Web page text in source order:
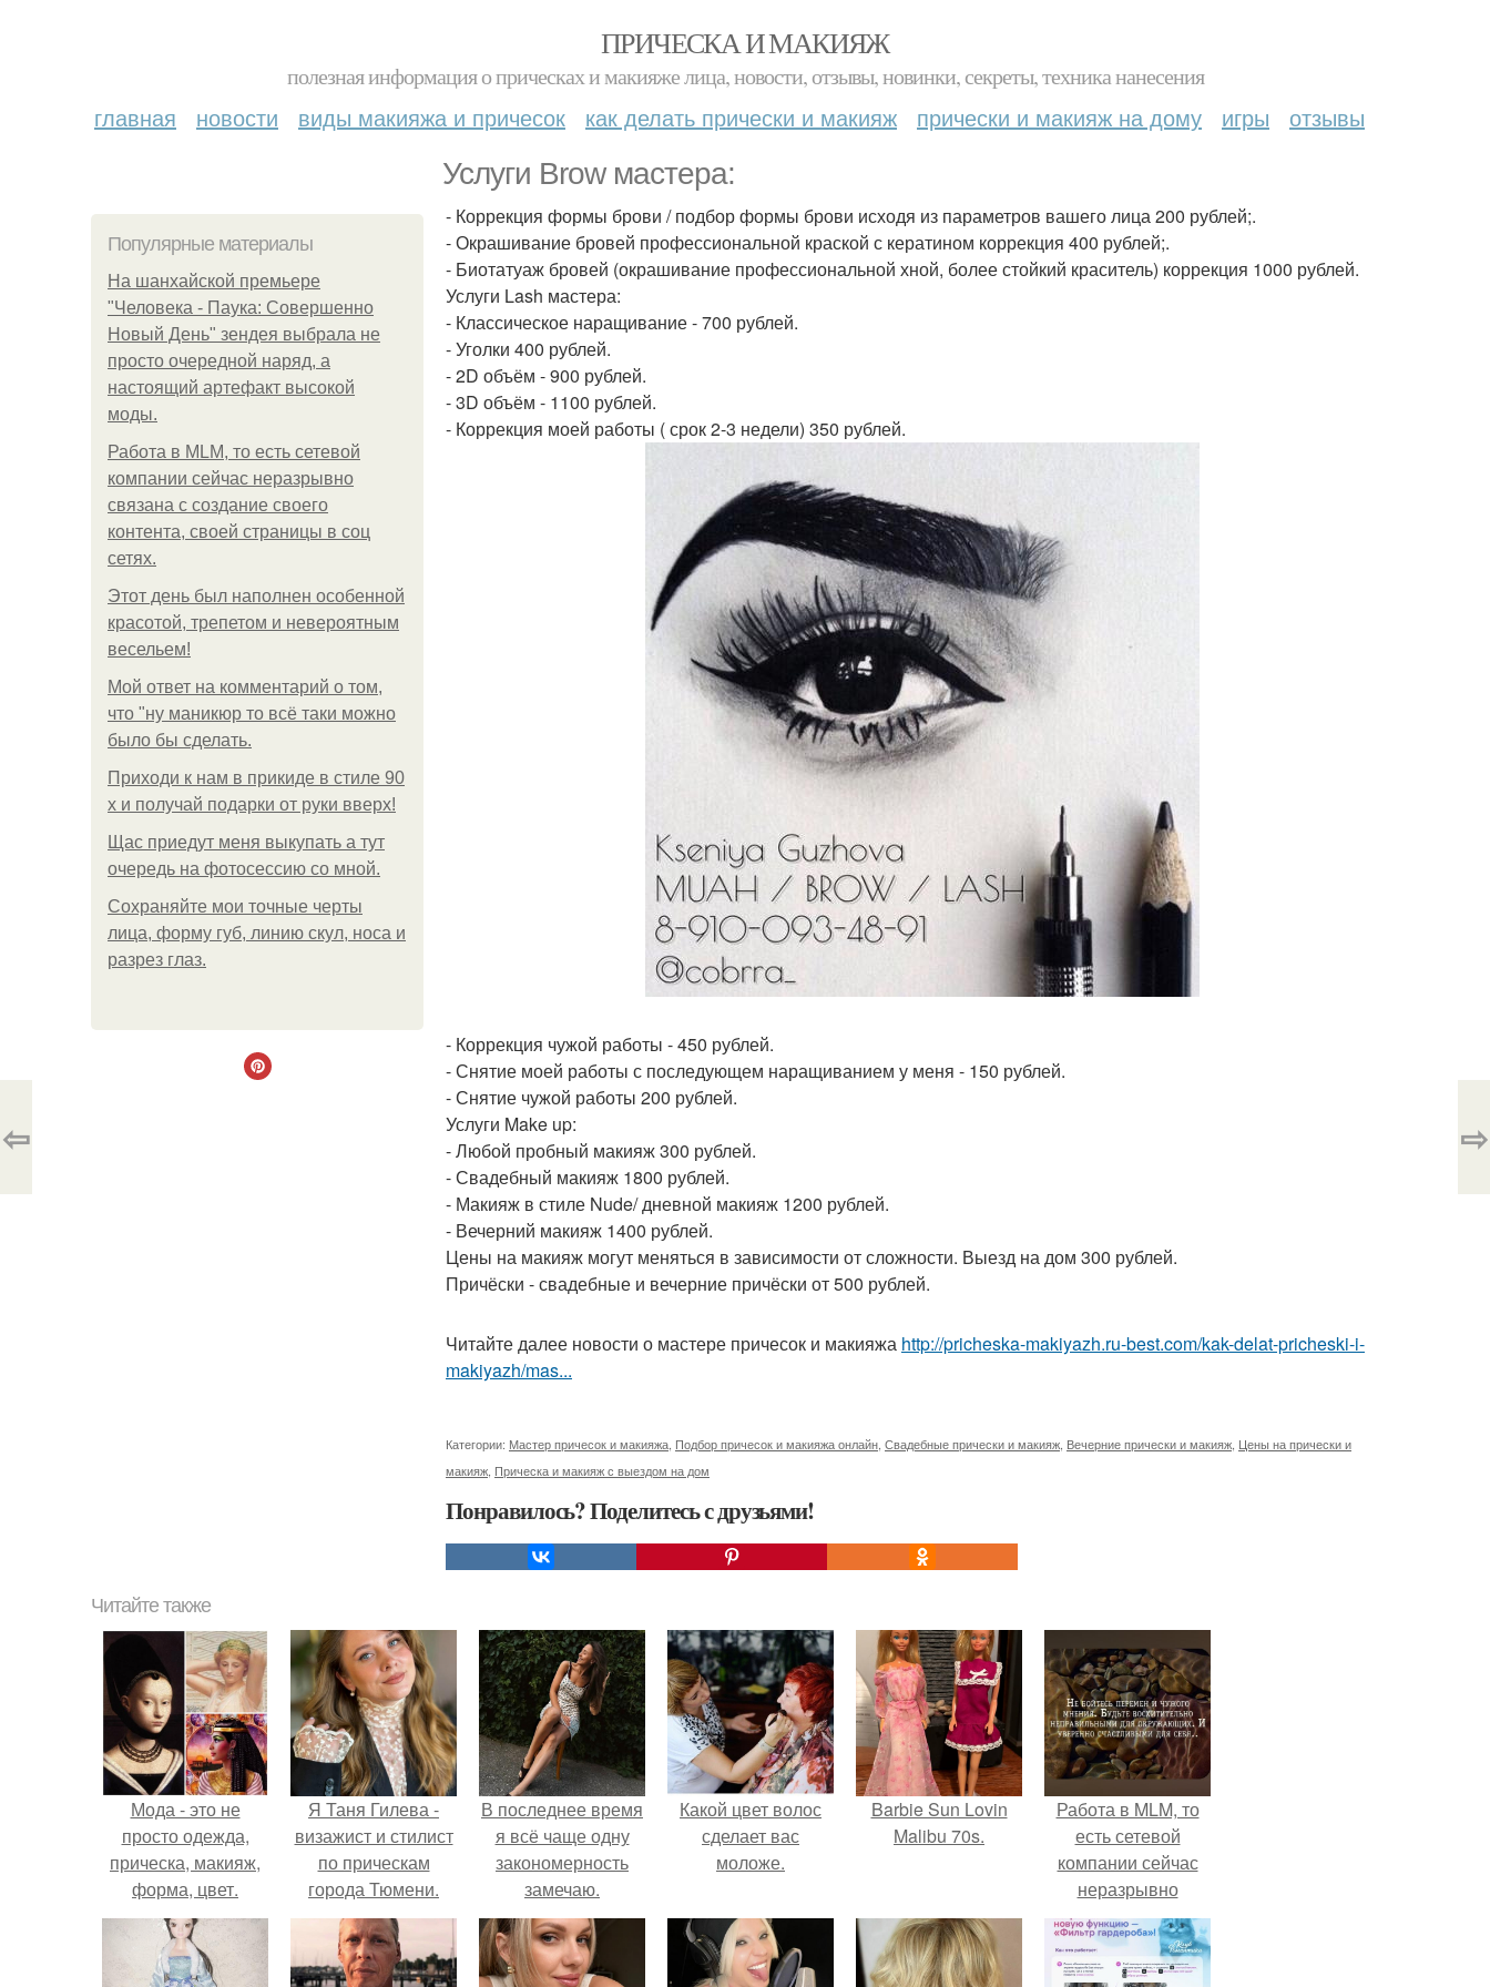
ПРИЧЕСКА И МАКИЯЖ
полезная информация о прическах и макияже лица, новости, отзывы, новинки, секреты, техника нанесения
главная новости виды макияжа и причесок как делать прически и макияж прически и макияж на дому игры отзывы
Услуги Brow мастера:
Популярные материалы
На шанхайской премьере
"Человека - Паука: Совершенно
Новый День" зендея выбрала не
просто очередной наряд, а
настоящий артефакт высокой
моды.
Работа в MLM, то есть сетевой
компании сейчас неразрывно
связана с создание своего
контента, своей страницы в соц
сетях.
Этот день был наполнен особенной
красотой, трепетом и невероятным
весельем!
Мой ответ на комментарий о том,
что "ну маникюр то всё таки можно
было бы сделать.
Приходи к нам в прикиде в стиле 90
х и получай подарки от руки вверх!
Щас приедут меня выкупать а тут
очередь на фотосессию со мной.
Сохраняйте мои точные черты
лица, форму губ, линию скул, носа и
разрез глаз.
- Коррекция формы брови / подбор формы брови исходя из параметров вашего лица 200 рублей;.
- Окрашивание бровей профессиональной краской с кератином коррекция 400 рублей;.
- Биотатуаж бровей (окрашивание профессиональной хной, более стойкий краситель) коррекция 1000 рублей.
Услуги Lash мастера:
- Классическое наращивание - 700 рублей.
- Уголки 400 рублей.
- 2D объём - 900 рублей.
- 3D объём - 1100 рублей.
- Коррекция моей работы ( срок 2-3 недели) 350 рублей.
- Коррекция чужой работы - 450 рублей.
- Снятие моей работы с последующем наращиванием у меня - 150 рублей.
- Снятие чужой работы 200 рублей.
Услуги Make up:
- Любой пробный макияж 300 рублей.
- Свадебный макияж 1800 рублей.
- Макияж в стиле Nude/ дневной макияж 1200 рублей.
- Вечерний макияж 1400 рублей.
Цены на макияж могут меняться в зависимости от сложности. Выезд на дом 300 рублей.
Причёски - свадебные и вечерние причёски от 500 рублей.
Читайте далее новости о мастере причесок и макияжа http://pricheska-makiyazh.ru-best.com/kak-delat-pricheski-i-
makiyazh/mas...
Категории: Мастер причесок и макияжа Подбор причесок и макияжа онлайн Свадебные прически и макияж Вечерние прически и макияж Цены на прически и
макияж Прическа и макияж с выездом на дом
Понравилось? Поделитесь с друзьями!
⇦ ⇨
Читайте также
Мода - это не
просто одежда,
прическа, макияж,
форма, цвет.
Я Таня Гилева -
визажист и стилист
по прическам
города Тюмени.
В последнее время
я всё чаще одну
закономерность
замечаю.
Какой цвет волос
сделает вас
моложе.
Barbie Sun Lovin
Malibu 70s.
Работа в MLM, то
есть сетевой
компании сейчас
неразрывно
связана с создание
своего контента,
своей страницы в